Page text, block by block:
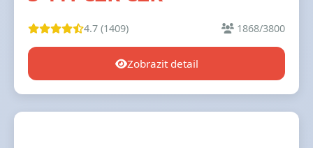
4.7 (1409) 1868/3800
Zobrazit detail